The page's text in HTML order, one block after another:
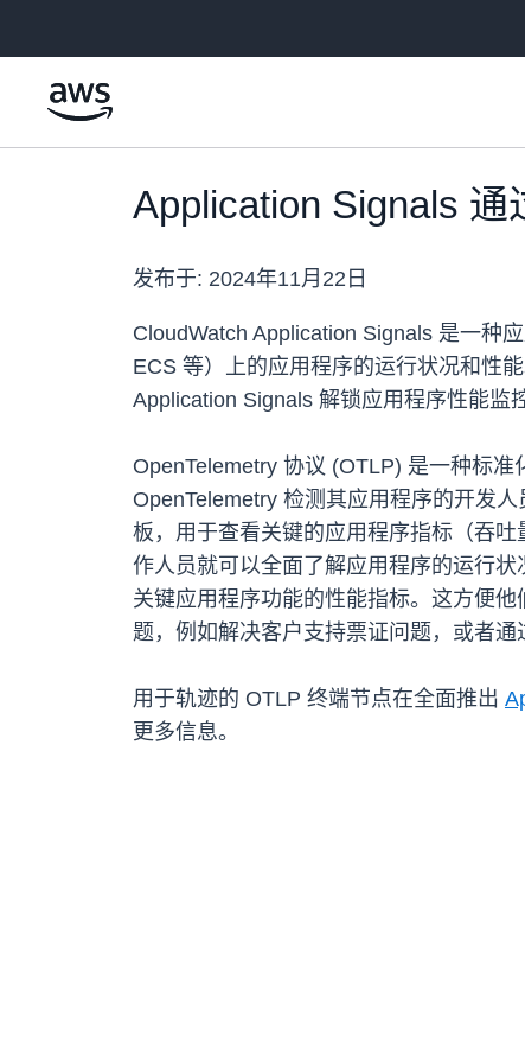
Application Signals
发布于: 2024年11月22日
CloudWatch Application Signals 是一种
ECS 等）上的应用程序的运行状况和性
Application Signals 解锁应用程序性能监
OpenTelemetry 协议 (OTLP) 是一种标
OpenTelemetry 检测其应用程序的开发
板，用于查看关键的应用程序指标（吞
作人员就可以全面了解应用程序的运行
关键应用程序功能的性能指标。这方便
题，例如解决客户支持票证问题，或者
用于轨迹的 OTLP 终端节点在全面推出
更多信息。